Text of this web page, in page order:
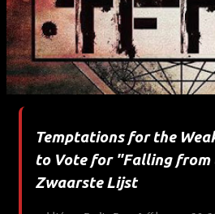
c
Temptations for the
to Vote for "Falling from
Zwaarste Lijst